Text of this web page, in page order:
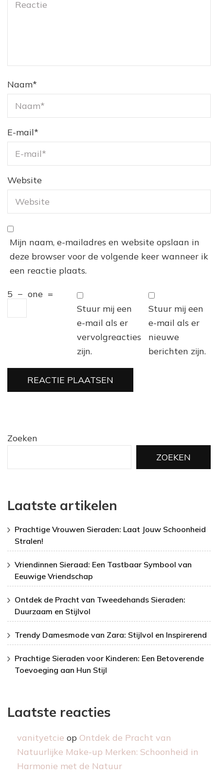
Naam*
E-mail*
Website
Mijn naam, e-mailadres en website opslaan in
deze browser voor de volgende keer wanneer ik
een reactie plaats.
5 − one =
Stuur mij een
e-mail als er
vervolgreacties
zijn.
Stuur mij een
e-mail als er
nieuwe
berichten zijn.
Zoeken
ZOEKEN
Laatste artikelen
Prachtige Vrouwen Sieraden: Laat Jouw Schoonheid
Stralen!
Vriendinnen Sieraad: Een Tastbaar Symbool van
Eeuwige Vriendschap
Ontdek de Pracht van Tweedehands Sieraden:
Duurzaam en Stijlvol
Trendy Damesmode van Zara: Stijlvol en Inspirerend
Prachtige Sieraden voor Kinderen: Een Betoverende
Toevoeging aan Hun Stijl
Laatste reacties
vanityetcie op Ontdek de Pracht van
Natuurlijke Make-up Merken: Schoonheid in
Harmonie met de Natuur